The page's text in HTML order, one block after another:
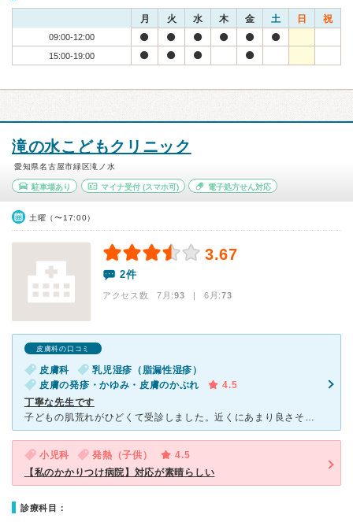
月 火 水 木 金 土 日 祝
09:00-12:00
15:00-19:00
滝の水こどもクリニック
愛知県名古屋市緑区滝ノ水
駐車場あり マイナ受付(スマホ可) 電子処方せん対応
土曜（〜17:00）
3.67
2件
アクセス数 7月:93 | 6月:73
皮膚科の口コミ
皮膚科
乳児湿疹（脂漏性湿疹）
皮膚の発疹・かゆみ・皮膚のかぶれ
4.5
丁寧な先生です
子どもの肌荒れがひどくて受診しました。近くにあまり良さそうな小児科を見つけられず、車で行ける範囲で探したところみつけました。初診でもwebで予約が出来たので助かりました。院内は明るく清潔で、まだ新しい
小児科 発熱（子供）
4.5
【私のかかりつけ病院】対応が素晴らしい
診療科目：